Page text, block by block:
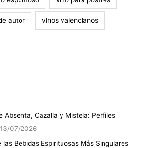
autor vinos valencianos
Absenta, Cazalla y Mistela: Perfiles
13/07/2026
las Bebidas Espirituosas Más Singulares